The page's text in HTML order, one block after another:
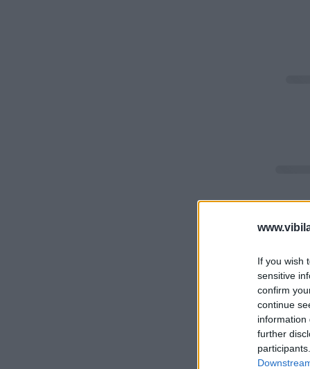
If you wish
sensitive
confirm
continue
information
further